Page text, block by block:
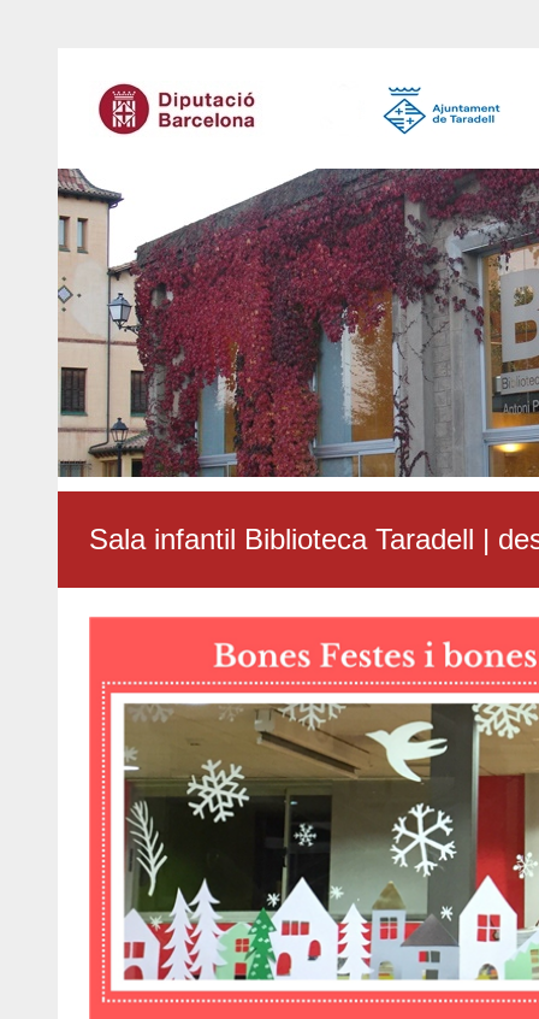
Sala infantil Biblioteca Taradell |